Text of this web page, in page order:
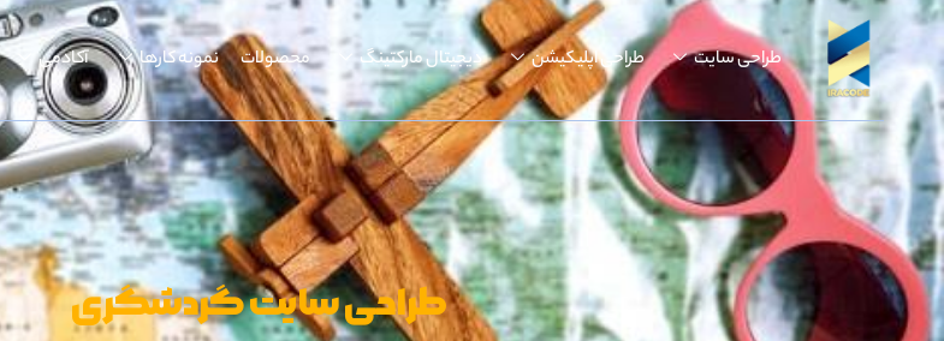
طراحی سایت طراحی اپلیکیشن دیجیتال مارکتینگ محصولات نمونه کارها آکادمی
طراحی سایت گردشگری